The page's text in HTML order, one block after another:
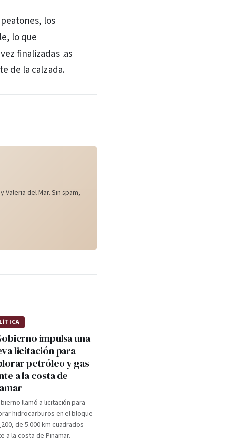
los
lo que
finalizadas las
de la calzada.
Valeria del Mar. Sin spam,
impulsa una
licitación para
petróleo y gas
a la costa de
llamó a licitación para
hidrocarburos en el bloque
de 5.000 km cuadrados
a la costa de Pinamar.